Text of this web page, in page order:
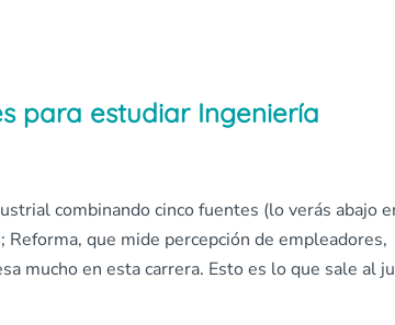
para estudiar Ingeniería
combinando cinco fuentes (lo verás abajo
Reforma, que mide percepción de empleadores,
mucho en esta carrera. Esto es lo que sale al